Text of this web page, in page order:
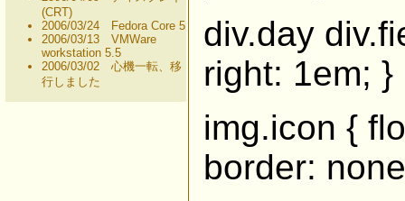
div.day
right: 1em; }
img.icon {
border:
(CRT)
2006/03/24 Fedora Core 5
2006/03/13 VMWare
workstation 5.5
2006/03/02 心機一転、移
行しました